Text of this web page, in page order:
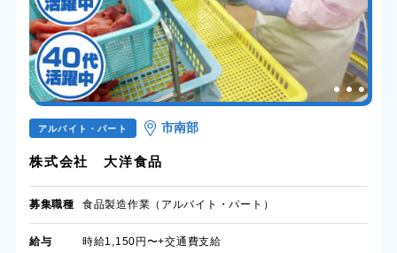
アルバイト・パート 市南部
株式会社 大洋食品
募集職種 食品製造作業（アルバイト・パート）
給与 時給1,150円〜+交通費支給